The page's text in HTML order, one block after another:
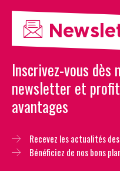
Inscrivez-vous dès
newsletter et
avantages
Recevez les actualités
Bénéficiez de nos bons